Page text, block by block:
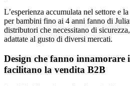
L’esperienza accumulata nel settore e
per bambini fino ai 4 anni fanno di
distributori che necessitano di
adattate al gusto di diversi mercati.
Design che fanno innamorare
facilitano la vendita B2B